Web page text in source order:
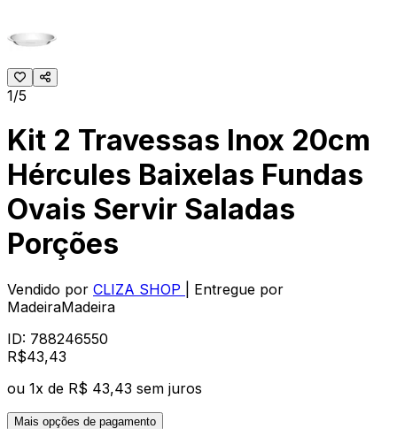
1/5
Kit 2 Travessas Inox 20cm
Hércules Baixelas Fundas
Ovais Servir Saladas
Porções
Vendido por CLIZA SHOP
| Entregue por
MadeiraMadeira
ID: 788246550
R$43,43
ou 1x de R$ 43,43 sem juros
Mais opções de pagamento